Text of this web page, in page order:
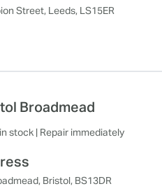
Street, Leeds, LS15ER
Broadmead
stock | Repair immediately
Bristol, BS13DR